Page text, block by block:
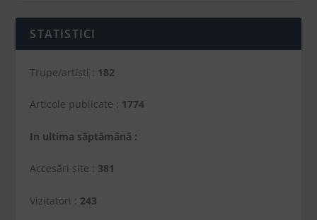
STATISTICI
Trupe/artiști : 182
Articole publicate : 1774
In ultima săptămână :
Accesări site : 381
Vizitatori : 243